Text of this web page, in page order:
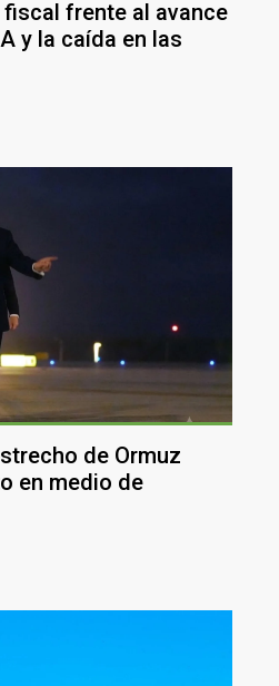
frente al avance
y la caída en las
de Ormuz
en medio de